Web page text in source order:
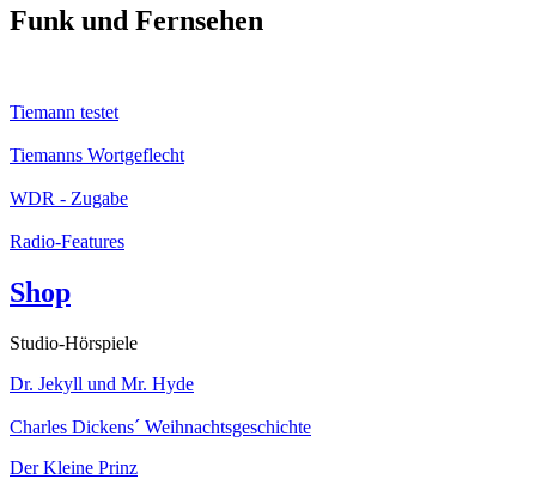
Funk und Fernsehen
Tiemann testet
Tiemanns Wortgeflecht
WDR - Zugabe
Radio-Features
Shop
Studio-Hörspiele
Dr. Jekyll und Mr. Hyde
Charles Dickens´ Weihnachtsgeschichte
Der Kleine Prinz